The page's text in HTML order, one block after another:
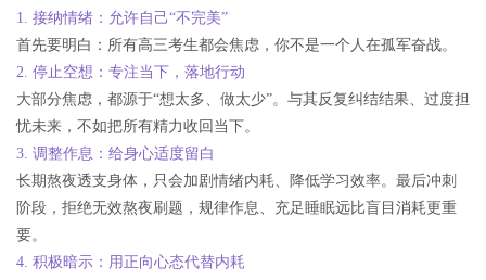
1. 接纳情绪：允许自己“不完美”
首先要明白：所有高三考生都会焦虑，你不是一个人在孤军奋战。
2. 停止空想：专注当下，落地行动
大部分焦虑，都源于“想太多、做太少”。与其反复纠结结果、过度担
忧未来，不如把所有精力收回当下。
3. 调整作息：给身心适度留白
长期熬夜透支身体，只会加剧情绪内耗、降低学习效率。最后冲刺
阶段，拒绝无效熬夜刷题，规律作息、充足睡眠远比盲目消耗更重
要。
4. 积极暗示：用正向心态代替内耗